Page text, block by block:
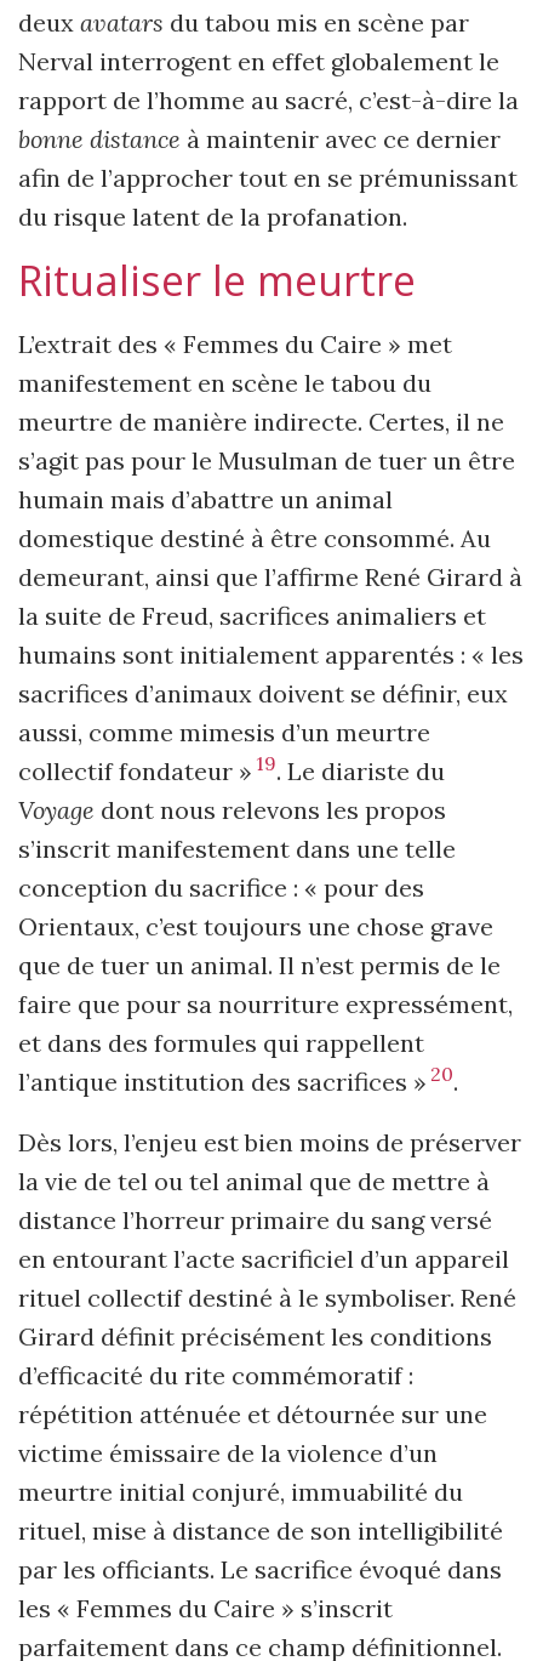
deux avatars du tabou mis en scène par
Nerval interrogent en effet globalement le
rapport de l’homme au sacré, c’est-à-dire la
bonne distance à maintenir avec ce dernier
afin de l’approcher tout en se prémunissant
du risque latent de la profanation.
Ritualiser le meurtre
L’extrait des « Femmes du Caire » met
manifestement en scène le tabou du
meurtre de manière indirecte. Certes, il ne
s’agit pas pour le Musulman de tuer un être
humain mais d’abattre un animal
domestique destiné à être consommé. Au
demeurant, ainsi que l’affirme René Girard à
la suite de Freud, sacrifices animaliers et
humains sont initialement apparentés : « les
sacrifices d’animaux doivent se définir, eux
aussi, comme mimesis d’un meurtre
collectif fondateur » 19. Le diariste du
Voyage dont nous relevons les propos
s’inscrit manifestement dans une telle
conception du sacrifice : « pour des
Orientaux, c’est toujours une chose grave
que de tuer un animal. Il n’est permis de le
faire que pour sa nourriture expressément,
et dans des formules qui rappellent
l’antique institution des sacrifices » 20.
Dès lors, l’enjeu est bien moins de préserver
la vie de tel ou tel animal que de mettre à
distance l’horreur primaire du sang versé
en entourant l’acte sacrificiel d’un appareil
rituel collectif destiné à le symboliser. René
Girard définit précisément les conditions
d’efficacité du rite commémoratif :
répétition atténuée et détournée sur une
victime émissaire de la violence d’un
meurtre initial conjuré, immuabilité du
rituel, mise à distance de son intelligibilité
par les officiants. Le sacrifice évoqué dans
les « Femmes du Caire » s’inscrit
parfaitement dans ce champ définitionnel.